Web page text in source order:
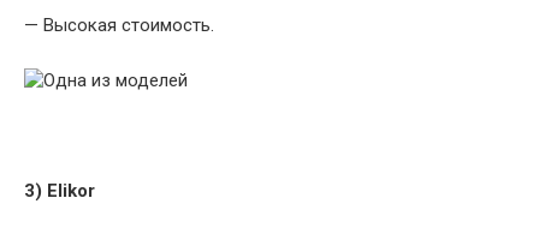
— Высокая стоимость.
3) Elikor